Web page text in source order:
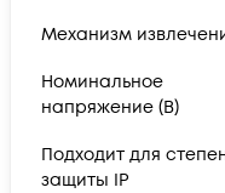
Механизм
Номинальное
напряжение (В)
Подходит для
защиты IP